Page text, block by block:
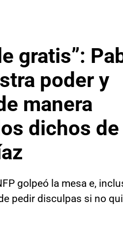
gratis”:
poder y
manera
dichos de
golpeó la mesa e,
pedir disculpas si no